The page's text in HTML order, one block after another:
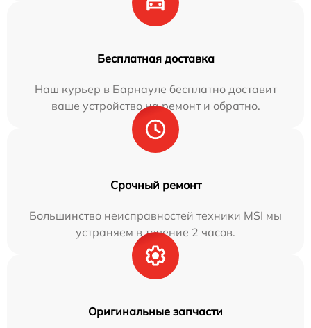
Бесплатная доставка
Наш курьер в Барнауле бесплатно доставит
ваше устройство на ремонт и обратно.
Срочный ремонт
Большинство неисправностей техники MSI мы
устраняем в течение 2 часов.
Оригинальные запчасти